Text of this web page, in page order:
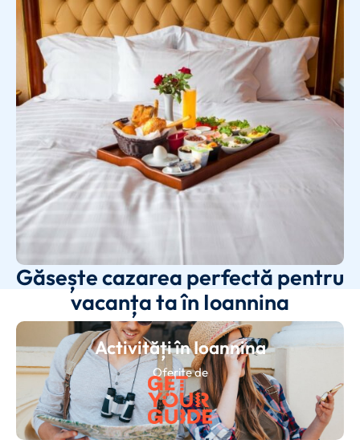
Găsește cazarea perfectă pentru
vacanța ta în Ioannina
Activități în Ioannina
Oferite de